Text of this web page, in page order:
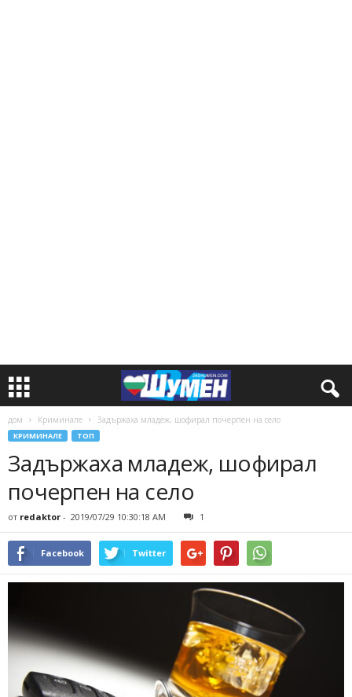
дом Криминале Задържаха младеж, шофирал почерпен на село
КРИМИНАЛЕ ТОП
Задържаха младеж, шофирал
почерпен на село
от redaktor - 2019/07/29 10:30:18 AM 1
Facebook Twitter